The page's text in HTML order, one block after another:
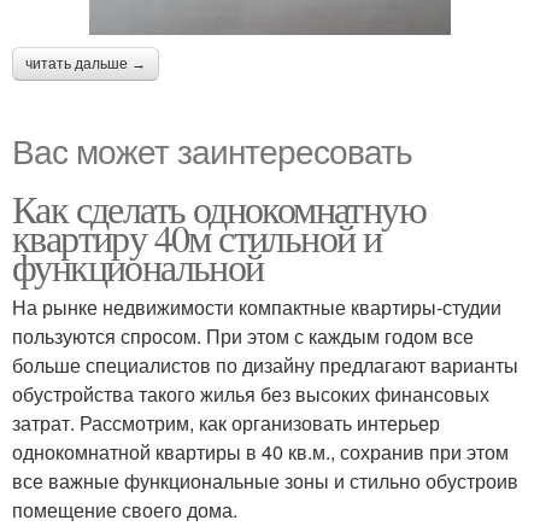
читать дальше →
Вас может заинтересовать
Как сделать однокомнатную
квартиру 40м стильной и
функциональной
На рынке недвижимости компактные квартиры-студии
пользуются спросом. При этом с каждым годом все
больше специалистов по дизайну предлагают варианты
обустройства такого жилья без высоких финансовых
затрат. Рассмотрим, как организовать интерьер
однокомнатной квартиры в 40 кв.м., сохранив при этом
все важные функциональные зоны и стильно обустроив
помещение своего дома.